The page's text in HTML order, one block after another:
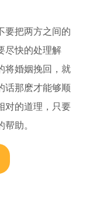
要把两方之间的
尽快的处理解
将婚姻挽回，就
话那麽才能够顺
对的道理，只要
助。